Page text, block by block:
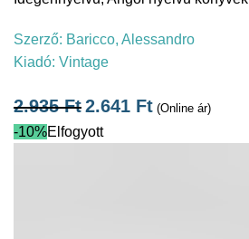
Szerző: Baricco, Alessandro
Kiadó: Vintage
2.935Ft2.641 Ft (Online ár)
-10%Elfogyott